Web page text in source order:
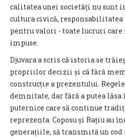
calitatea unei societăți nu sunt
cultura civică,
pentru valori - toate lucruri care
impuse.
Djuvara a scris că istoria se
propriilor decizii și că fără
construcție a prezentului.
demnitate, dar fără a putea
puternice care să continue
reprezenta. Coposu și Rațiu au
generațiile, să transmită un